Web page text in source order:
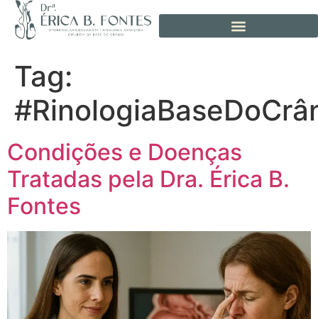
Tag:
Condições e Doenças
Tratadas pela Dra. Érica B.
Fontes